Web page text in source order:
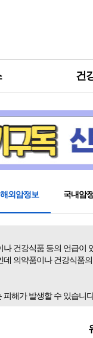
건
해외암정보 국내암
나 건강식품 등의 언급이
의약품이나 건강식품
해가 발생할 수 있습